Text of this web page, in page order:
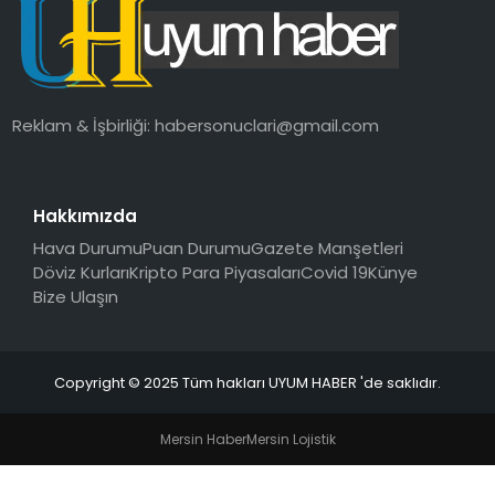
SAĞLIK
MAGAZIN
Reklam & İşbirliği:habersonuclari@gmail.com
Hakkımızda
Hava DurumuPuan DurumuGazete Manşetleri
Döviz KurlarıKripto Para PiyasalarıCovid 19Künye
Bize Ulaşın
Copyright © 2025 Tüm hakları UYUM HABER 'de saklıdır.
Mersin HaberMersin Lojistik